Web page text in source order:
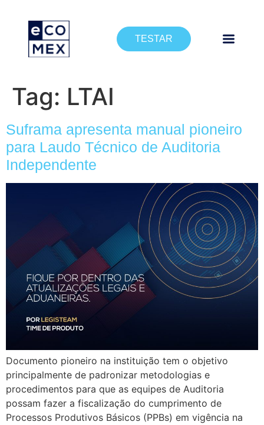
TESTAR
Tag: LTAI
Suframa apresenta manual pioneiro
para Laudo Técnico de Auditoria
Independente
Documento pioneiro na instituição tem o objetivo
principalmente de padronizar metodologias e
procedimentos para que as equipes de Auditoria
possam fazer a fiscalização do cumprimento de
Processos Produtivos Básicos (PPBs) em vigência na